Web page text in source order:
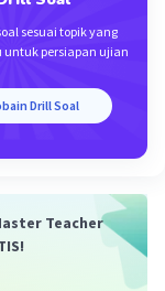
sesuai topik yang
untuk persiapan ujian
Drill Soal
Teacher